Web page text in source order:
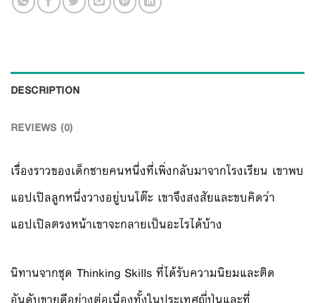
DESCRIPTION
REVIEWS (0)
เรื่องราวของเด็กชายคนหนึ่งที่เพิ่งกลับมาจากโรงเรียน เขาพบ
แอปเปิลลูกหนึ่งวางอยู่บนโต๊ะ เขาจึงสงสัยและขบคิดว่า
แอปเปิลตรงหน้าเขาจะกลายเป็นอะไรได้บ้าง
นิทานจากชุด Thinking Skills ที่ได้รับความนิยมและติด